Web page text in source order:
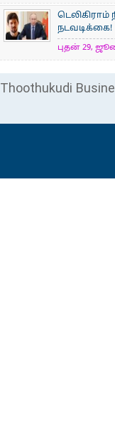
நடவடிக்கை!
புதன் 29,
Thoothukudi